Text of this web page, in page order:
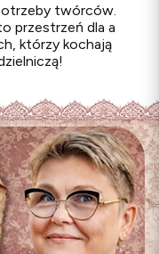
twórców.
przestrzeń dla a
którzy kochają